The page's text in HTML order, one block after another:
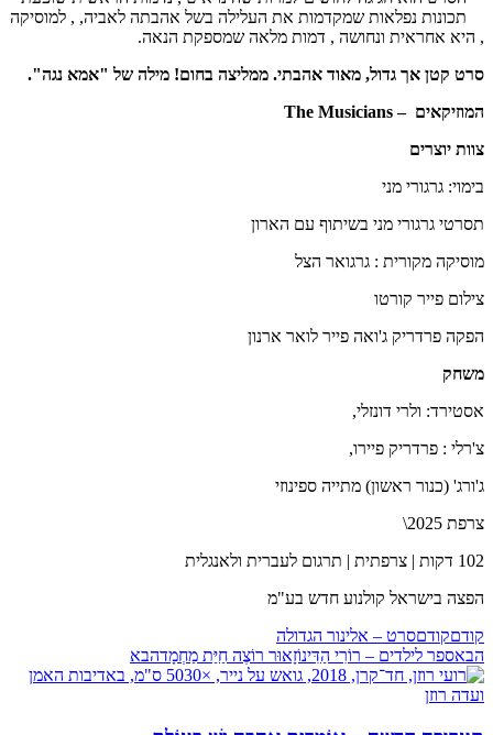
תכונות נפלאות שמקדמות את העלילה בשל אהבתה לאביה, , למוסיקה
, היא אחראית ונחושה , דמות מלאה שמספקת הנאה.
סרט קטן אך גדול, מאוד אהבתי. ממליצה בחום! מילה של "אמא נגה".
המוזיקאים – The Musicians
צוות יוצרים
בימוי: גרגורי מני
תסרטי גרגורי מני בשיתוף עם הארון
מוסיקה מקורית : גרגואר הצל
צילום פייר קורטו
הפקה פרדריק ג'ואה פייר לואר ארנון
משחק
אסטירד: ולרי דונזלי,
צ'רלי : פרדריק פיירו,
ג'ורג' (כנור ראשון) מתייה ספינוזי
צרפת 2025\
102 דקות | צרפתית | תרגום לעברית ולאנגלית
הפצה בישראל קולנוע חדש בע"מ
קודםקודםסרט – אלינור הגדולה
הבאספר לילדים – רוֹרִי הַדִּינוֹזָאוּר רוֹצֶה חַיַּת מַחְמָדהבא